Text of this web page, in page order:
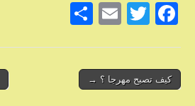
F
e
T
er
E
Post
كيف تصبح مهرجا ؟ →